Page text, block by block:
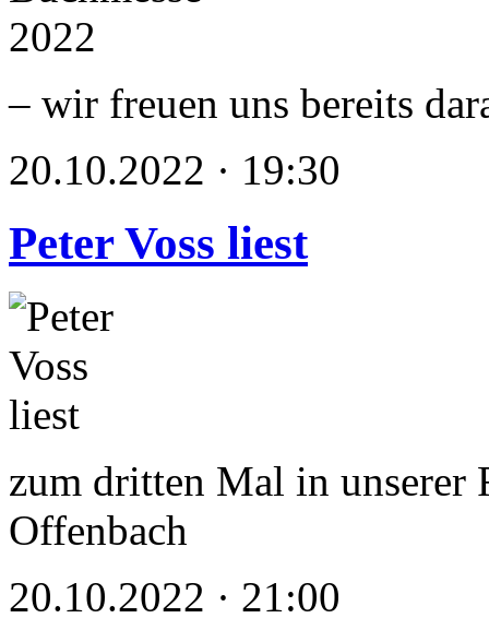
– wir freuen uns bereits
20.10.2022 · 19:30
Peter Voss liest
zum dritten Mal in
Offenbach
20.10.2022 · 21:00